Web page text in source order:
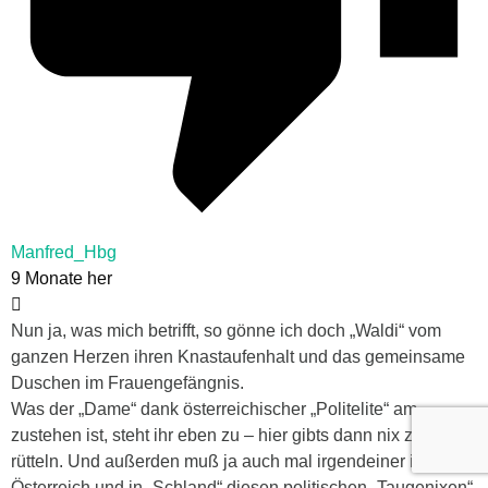
Manfred_Hbg
9 Monate her
Nun ja, was mich betrifft, so gönne ich doch „Waldi“ vom
ganzen Herzen ihren Knastaufenhalt und das gemeinsame
Duschen im Frauengefängnis.
Was der „Dame“ dank österreichischer „Politelite“ am
zustehen ist, steht ihr eben zu – hier gibts dann nix zu
rütteln. Und außerden muß ja auch mal irgendeiner in